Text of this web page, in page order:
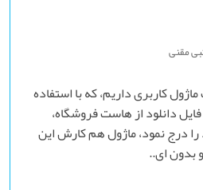
مقنی
کاربری داریم، که با استفاده
دانلود از هاست فروشگاه،
درج نمود، ماژول هم کارش این
بدون ای..